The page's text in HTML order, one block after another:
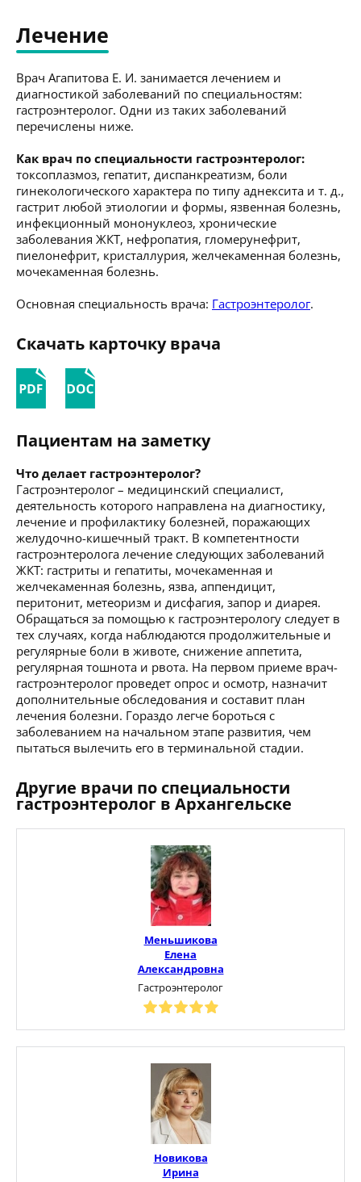
Лечение
Врач Агапитова Е. И. занимается лечением и
диагностикой заболеваний по специальностям:
гастроэнтеролог. Одни из таких заболеваний
перечислены ниже.
Как врач по специальности гастроэнтеролог:
токсоплазмоз, гепатит, диспанкреатизм, боли
гинекологического характера по типу аднексита и т. д.,
гастрит любой этиологии и формы, язвенная болезнь,
инфекционный мононуклеоз, хронические
заболевания ЖКТ, нефропатия, гломерунефрит,
пиелонефрит, кристаллурия, желчекаменная болезнь,
мочекаменная болезнь.
Основная специальность врача: Гастроэнтеролог.
Скачать карточку врача
Пациентам на заметку
Что делает гастроэнтеролог?
Гастроэнтеролог – медицинский специалист,
деятельность которого направлена на диагностику,
лечение и профилактику болезней, поражающих
желудочно-кишечный тракт. В компетентности
гастроэнтеролога лечение следующих заболеваний
ЖКТ: гастриты и гепатиты, мочекаменная и
желчекаменная болезнь, язва, аппендицит,
перитонит, метеоризм и дисфагия, запор и диарея.
Обращаться за помощью к гастроэнтерологу следует в
тех случаях, когда наблюдаются продолжительные и
регулярные боли в животе, снижение аппетита,
регулярная тошнота и рвота. На первом приеме врач-
гастроэнтеролог проведет опрос и осмотр, назначит
дополнительные обследования и составит план
лечения болезни. Гораздо легче бороться с
заболеванием на начальном этапе развития, чем
пытаться вылечить его в терминальной стадии.
Другие врачи по специальности
гастроэнтеролог в Архангельске
Меньшикова
Елена
Александровна
Гастроэнтеролог
Новикова
Ирина